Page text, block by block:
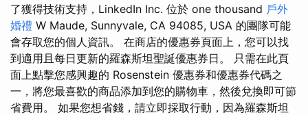
了獲得技術支持，LinkedIn Inc. 位於 one thousand 戶外
婚禮 W Maude, Sunnyvale, CA 94085, USA 的團隊可能
會存取您的個人資訊。 在商店的優惠券頁面上，您可以找
到適用且每日更新的羅森斯坦聖誕優惠券日。 只需在此頁
面上點擊您感興趣的 Rosenstein 優惠券和優惠券代碼之
一，將您最喜歡的商品添加到您的購物車，然後兌換即可節
省費用。 如果您想省錢，請立即採取行動，因為羅森斯坦